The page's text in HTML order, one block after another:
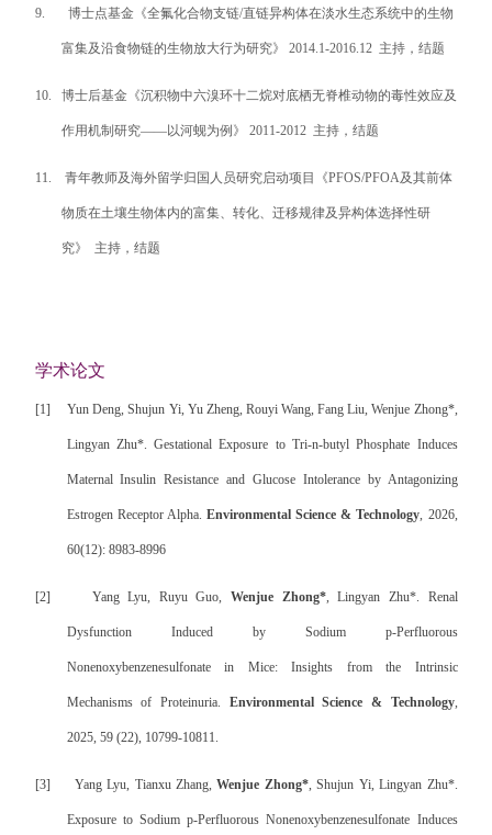
9. 博士点基金《全氟化合物支链/直链异构体在淡水生态系统中的生物
富集及沿食物链的生物放大行为研究》 2014.1-2016.12 主持，结题
10. 博士后基金《沉积物中六溴环十二烷对底栖无脊椎动物的毒性效应及
作用机制研究——以河蚬为例》 2011-2012 主持，结题
11. 青年教师及海外留学归国人员研究启动项目《PFOS/PFOA及其前体
物质在土壤生物体内的富集、转化、迁移规律及异构体选择性研
究》 主持， 结题
学术论文
[1] Yun Deng, Shujun Yi, Yu Zheng, Rouyi Wang, Fang Liu, Wenjue Zhong*,
Lingyan Zhu*. Gestational Exposure to Tri-n-butyl Phosphate Induces
Maternal Insulin Resistance and Glucose Intolerance by Antagonizing
Estrogen Receptor Alpha. Environmental Science & Technology, 2026,
60(12): 8983-8996
[2] Yang Lyu, Ruyu Guo,Wenjue Zhong*, Lingyan Zhu*. Renal
Dysfunction Induced by Sodium p-Perfluorous
Nonenoxybenzenesulfonate in Mice: Insights from the Intrinsic
Mechanisms of Proteinuria. Environmental Science & Technology,
2025, 59 (22), 10799-10811.
[3] Yang Lyu, Tianxu Zhang,Wenjue Zhong*, Shujun Yi, Lingyan Zhu*.
Exposure to Sodium p-Perfluorous Nonenoxybenzenesulfonate Induces